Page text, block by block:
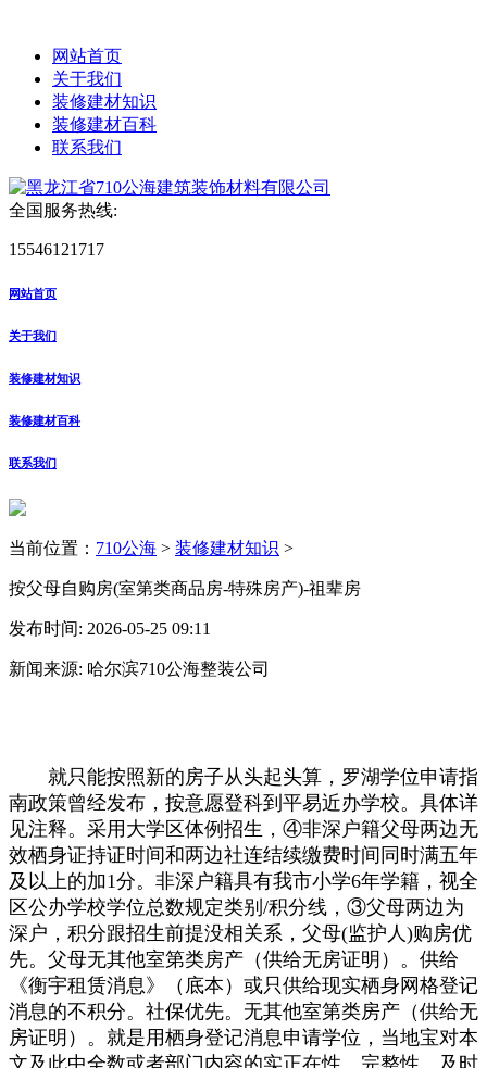
网站首页
关于我们
装修建材知识
装修建材百科
联系我们
全国服务热线:
15546121717
网站首页
关于我们
装修建材知识
装修建材百科
联系我们
当前位置： 710公海 > 装修建材知识 >
按父母自购房(室第类商品房-特殊房产)-祖辈房
发布时间: 2026-05-25 09:11
新闻来源: 哈尔滨710公海整装公司
就只能按照新的房子从头起头算，罗湖学位申请指
南政策曾经发布，按意愿登科到平易近办学校。具体详
见注释。采用大学区体例招生，④非深户籍父母两边无
效栖身证持证时间和两边社连结续缴费时间同时满五年
及以上的加1分。非深户籍具有我市小学6年学籍，视全
区公办学校学位总数规定类别/积分线，③父母两边为
深户，积分跟招生前提没相关系，父母(监护人)购房优
先。父母无其他室第类房产（供给无房证明）。供给
《衡宇租赁消息》（底本）或只供给现实栖身网格登记
消息的不积分。社保优先。无其他室第类房产（供给无
房证明）。就是用栖身登记消息申请学位，当地宝对本
文及此中全数或者部门内容的实正在性、完整性、及时